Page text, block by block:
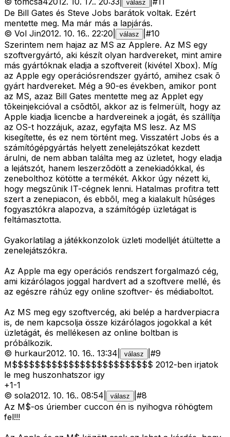
válasz
De Bill Gates és Steve Jobs barátok voltak. Ezért
mentette meg. Ma már más a lapjárás.
© Vol Jin2012. 10. 16.. 22:20 válasz #10
Szerintem nem hajaz az MS az Applere. Az MS egy
szoftvergyártó, aki készít olyan hardvereket, mint amire
más gyártóknak eladja a szoftvereit (kivétel Xbox). Míg
az Apple egy operációsrendszer gyártó, amihez csak õ
gyárt hardvereket. Még a 90-es években, amikor pont
az MS, azaz Bill Gates mentette meg az Applet egy
tõkeinjekcióval a csõdtõl, akkor az is felmerült, hogy az
Apple kiadja licencbe a hardvereinek a jogát, és szállítja
az OS-t hozzájuk, azaz, egyfajta MS lesz. Az MS
kisegítette, és ez nem történt meg. Visszatért Jobs és a
számítógépgyártás helyett zenelejátszókat kezdett
árulni, de nem abban találta meg az üzletet, hogy eladja
a lejátszót, hanem leszerzõdött a zenekiadókkal, és
zenebolthoz kötötte a termékét. Akkor úgy nézett ki,
hogy megszûnik IT-cégnek lenni. Hatalmas profitra tett
szert a zenepiacon, és ebbõl, meg a kialakult hûséges
fogyasztókra alapozva, a számítógép üzletágat is
feltámasztotta.
Gyakorlatilag a játékkonzolok üzleti modelljét átültette a
zenelejátszókra.
Az Apple ma egy operációs rendszert forgalmazó cég,
ami kizárólagos joggal hardvert ad a szoftvere mellé, és
az egészre ráhúz egy online szoftver- és médiaboltot.
Az MS meg egy szoftvercég, aki belép a hardverpiacra
is, de nem kapcsolja össze kizárólagos jogokkal a két
üzletágát, és mellékesen az online boltban is
próbálkozik.
© hurkaur2012. 10. 16.. 13:34 válasz #9
M$$$$$$$$$$$$$$$$$$$$$$$$$ 2012-ben irjatok
le meg huszonhatszor igy
+1-1
© sola2012. 10. 16.. 08:54 válasz #8
Az M$-os úriember cuccon én is nyihogva röhögtem
fel!!!